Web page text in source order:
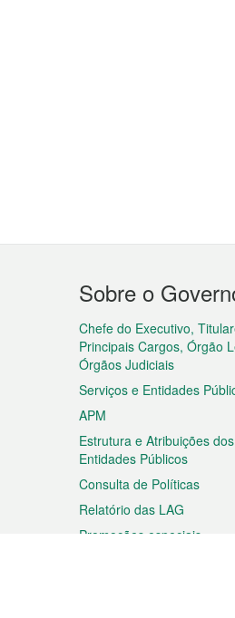
Menu
do
rodapé
Sobre o
Chefe do Executivo,
Principais Cargos, Órgão
Órgãos Judiciais
Serviços e Entidades
APM
Estrutura e Atribuições
Entidades Públicos
Consulta de Políticas
Relatório das LAG
Promoções especiais